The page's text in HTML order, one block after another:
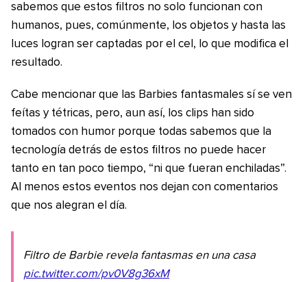
sabemos que estos filtros no solo funcionan con
humanos, pues, comúnmente, los objetos y hasta las
luces logran ser captadas por el cel, lo que modifica el
resultado.
Cabe mencionar que las Barbies fantasmales sí se ven
feítas y tétricas, pero, aun así, los clips han sido
tomados con humor porque todas sabemos que la
tecnología detrás de estos filtros no puede hacer
tanto en tan poco tiempo, “ni que fueran enchiladas”.
Al menos estos eventos nos dejan con comentarios
que nos alegran el día.
Filtro de Barbie revela fantasmas en una casa
pic.twitter.com/pv0V8g36xM